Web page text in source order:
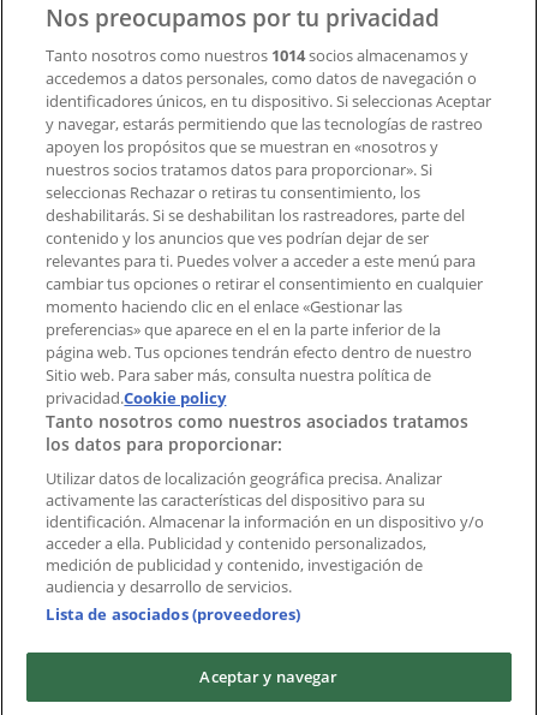
Contacto
Contacto comercial y de marketing
Tienda mal colocada en el mapa
Notificar un folleto
¿Encontraste un problema en la web o en la
aplicación?
Índices
Marcas
Negocios
Negocios cercanos
Productos
Ciudades
Descargar la APP Tiendeo
Nos preocupamos por tu privacidad
Tanto nosotros como nuestros 1014socios almacenamos y
accedemos a datos personales, como datos de navegación o
identificadores únicos, en tu dispositivo. Si seleccionas Aceptar
y navegar, estarás permitiendo que las tecnologías de rastreo
apoyen los propósitos que se muestran en «nosotros y
nuestros socios tratamos datos para proporcionar». Si
seleccionas Rechazar o retiras tu consentimiento, los
deshabilitarás. Si se deshabilitan los rastreadores, parte del
contenido y los anuncios que ves podrían dejar de ser
relevantes para ti. Puedes volver a acceder a este menú para
cambiar tus opciones o retirar el consentimiento en cualquier
momento haciendo clic en el enlace «Gestionar las
preferencias» que aparece en el en la parte inferior de la
página web. Tus opciones tendrán efecto dentro de nuestro
Sitio web. Para saber más, consulta nuestra política de
privacidad.Cookie policy
Tanto nosotros como nuestros asociados tratamos
los datos para proporcionar:
Utilizar datos de localización geográfica precisa. Analizar
activamente las características del dispositivo para su
identificación. Almacenar la información en un dispositivo y/o
acceder a ella. Publicidad y contenido personalizados,
medición de publicidad y contenido, investigación de
audiencia y desarrollo de servicios.
Lista de asociados (proveedores)
Aceptar y navegar